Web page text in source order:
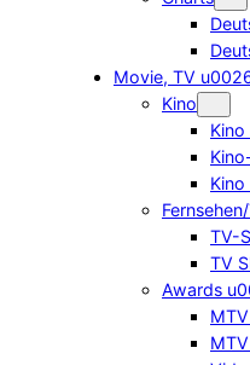
Movie, TV
Kino
Kino
TV-
TV
Awards